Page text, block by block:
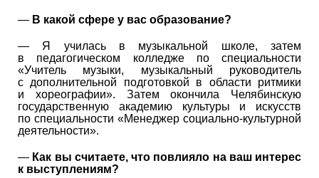
— В какой сфере у вас образование?
— Я училась в музыкальной школе, затем
в педагогическом колледже по специальности
«Учитель музыки, музыкальный руководитель
с дополнительной подготовкой в области ритмики
и хореографии». Затем окончила Челябинскую
государственную академию культуры и искусств
по специальности «Менеджер социально-культурной
деятельности».
— Как вы считаете, что повлияло на ваш интерес
к выступлениям?